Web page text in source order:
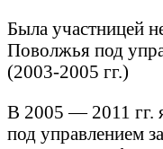
Была участницей
Поволжья под
(2003-2005 гг.)
В 2005 — 2011 гг.
под управлением